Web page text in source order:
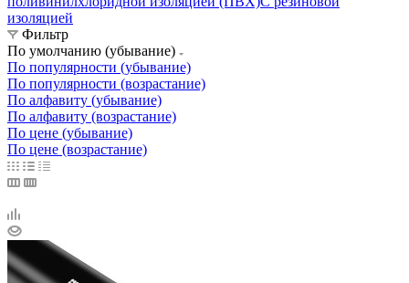
изоляцией
Фильтр
По умолчанию (убывание)
По популярности (убывание)
По популярности (возрастание)
По алфавиту (убывание)
По алфавиту (возрастание)
По цене (убывание)
По цене (возрастание)